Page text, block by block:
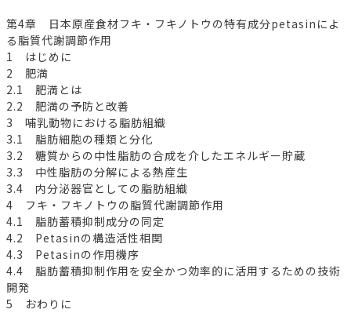
第4章 日本原産食材フキ・フキノトウの特有成分petasinによ
る脂質代謝調節作用
1 はじめに
2 肥満
2.1 肥満とは
2.2 肥満の予防と改善
3 哺乳動物における脂肪組織
3.1 脂肪細胞の種類と分化
3.2 糖質からの中性脂肪の合成を介したエネルギー貯蔵
3.3 中性脂肪の分解による熱産生
3.4 内分泌器官としての脂肪組織
4 フキ・フキノトウの脂質代謝調節作用
4.1 脂肪蓄積抑制成分の同定
4.2 Petasinの構造活性相関
4.3 Petasinの作用機序
4.4 脂肪蓄積抑制作用を安全かつ効率的に活用するための技術
開発
5 おわりに